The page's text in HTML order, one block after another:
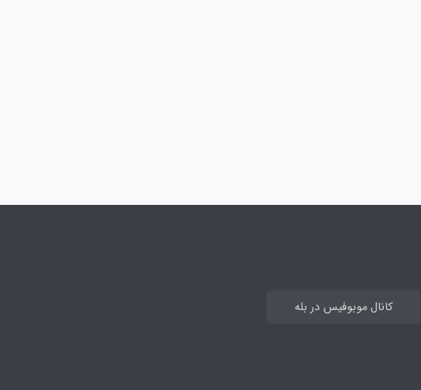
کانال موبوفیس در بله